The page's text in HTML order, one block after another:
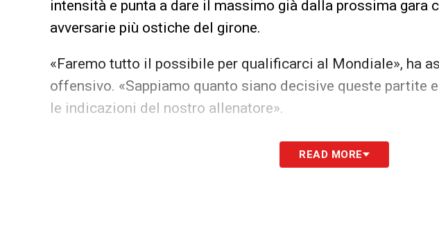
intensità e punta a dare il massimo già dalla prossima gara
avversarie più ostiche del girone.
«Faremo tutto il possibile per qualificarci al Mondiale», ha
offensivo. «Sappiamo quanto siano decisive queste partite
le indicazioni del nostro allenatore».
Il suo infortunio aveva destato preoccupazioni, anche
stagione sia a livello di club che di nazionale. Tuttavia, lo
READ MORE